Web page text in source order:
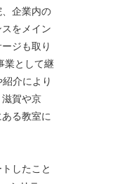
企業内の
をメイン
ジも取り
業として継
介により
賀や京
る教室に
したこと